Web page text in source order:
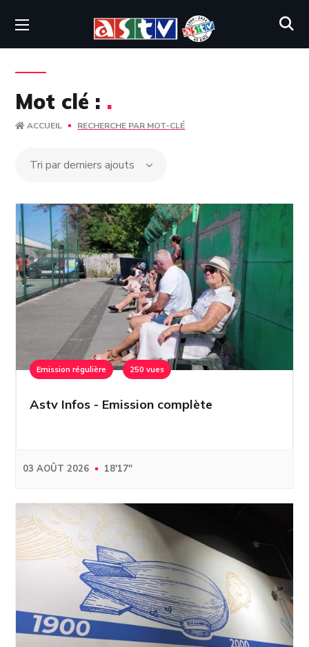
Mot clé : .
ACCUEIL RECHERCHE PAR MOT-CLÉ
Emission régulière 250 vues
Astv Infos - Emission complète
03 AOÛT 2026 18'17''